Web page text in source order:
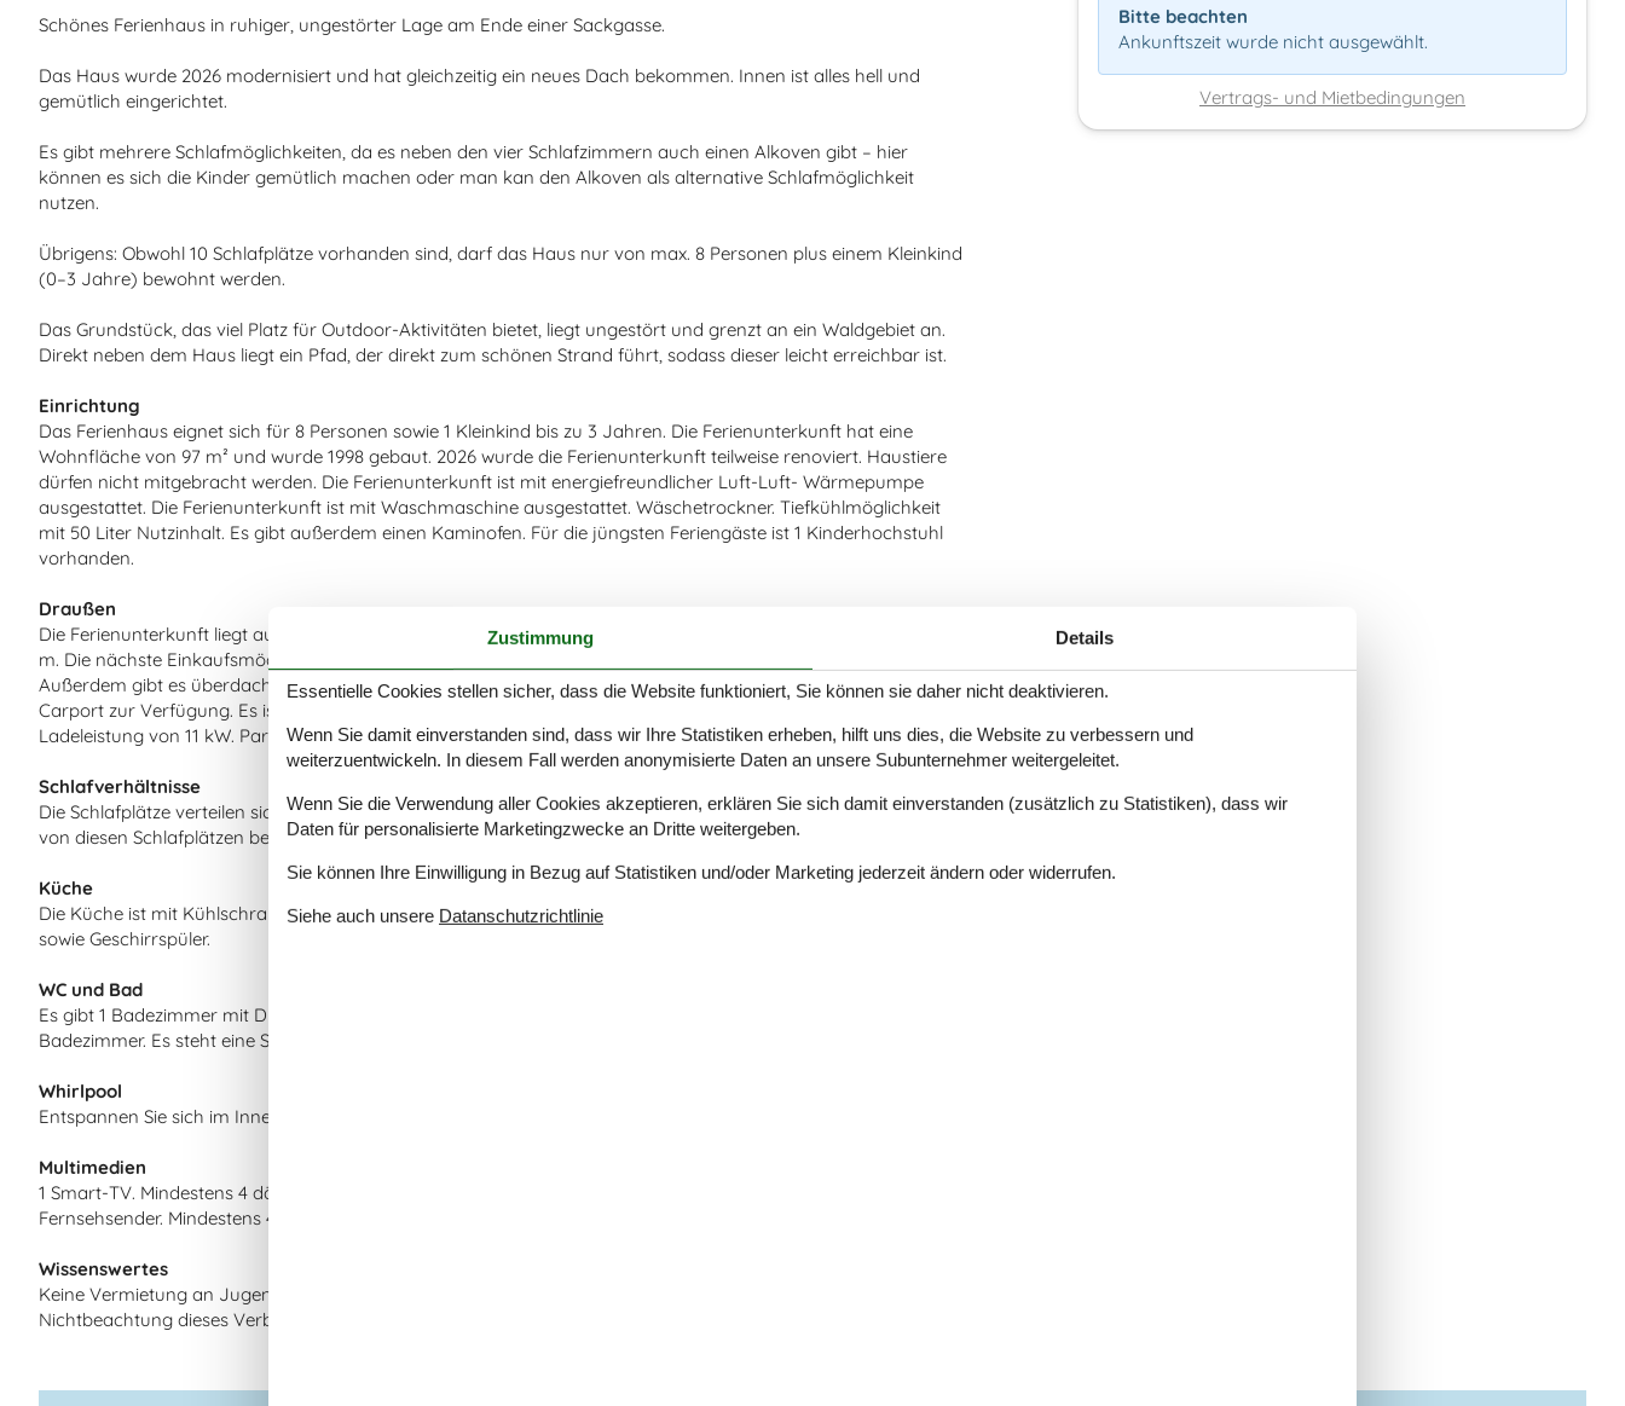
Schönes Ferienhaus in ruhiger, ungestörter Lage am Ende einer Sackgasse.
Das Haus wurde 2026 modernisiert und hat gleichzeitig ein neues Dach bekommen. Innen ist alles hell und
gemütlich eingerichtet.
Es gibt mehrere Schlafmöglichkeiten, da es neben den vier Schlafzimmern auch einen Alkoven gibt – hier
können es sich die Kinder gemütlich machen oder man kan den Alkoven als alternative Schlafmöglichkeit
nutzen.
Übrigens: Obwohl 10 Schlafplätze vorhanden sind, darf das Haus nur von max. 8 Personen plus einem Kleinkind
(0–3 Jahre) bewohnt werden.
Das Grundstück, das viel Platz für Outdoor-Aktivitäten bietet, liegt ungestört und grenzt an ein Waldgebiet an.
Direkt neben dem Haus liegt ein Pfad, der direkt zum schönen Strand führt, sodass dieser leicht erreichbar ist.
Einrichtung
Das Ferienhaus eignet sich für 8 Personen sowie 1 Kleinkind bis zu 3 Jahren. Die Ferienunterkunft hat eine
Wohnfläche von 97 m² und wurde 1998 gebaut. 2026 wurde die Ferienunterkunft teilweise renoviert. Haustiere
dürfen nicht mitgebracht werden. Die Ferienunterkunft ist mit energiefreundlicher Luft-Luft- Wärmepumpe
ausgestattet. Die Ferienunterkunft ist mit Waschmaschine ausgestattet. Wäschetrockner. Tiefkühlmöglichkeit
mit 50 Liter Nutzinhalt. Es gibt außerdem einen Kaminofen. Für die jüngsten Feriengäste ist 1 Kinderhochstuhl
vorhanden.
Draußen
Die Ferienunterkunft liegt auf einem 1200 m² großen Gartengrundstück. Die Entfernung zum Meer beträgt 400
m. Die nächste Einkaufsmöglichkeit liegt 5200 m entfernt. Es steht ein offenes Terrassenareal zur Verfügung.
Außerdem gibt es überdachte Terrasse. Schaukel.Lagerfeuerstelle. Es steht ein Grill zur Verfügung. Es steht ein
Carport zur Verfügung. Es ist ein Ladestecker für Elektroautos installiert. Ladestecker Typ 2. Mit einer
Ladeleistung von 11 kW. Parkplatz auf dem Grundstück.
Schlafverhältnisse
Die Schlafplätze verteilen sich auf 4 Schlafräume. 8 Schlafplätze in Doppelbetten.2 Schlafplätze im Alkoven. 2
von diesen Schlafplätzen befinden sich im Wohnzimmer. Ferner steht ein Kinderbett zur Verfügung.
Küche
Die Küche ist mit Kühlschrank ausgestattet. Außerdem gibt es 4 Keramik-Kochfelder, Umluftofen, Mikrowelle
sowie Geschirrspüler.
WC und Bad
Es gibt 1 Badezimmer mit Duschnische und 2 Toiletten, davon 1 Gästetoilette. Fußbodenheizung in 1
Badezimmer. Es steht eine Sauna zur Verfügung in der Sie sich so richtig entspannen können.
Whirlpool
Entspannen Sie sich im Innen-Durchlauf-Whirlpool für 2 Personen.
Multimedien
1 Smart-TV. Mindestens 4 dänische Fernsehsender. 1-3 schwedische Fernsehsender. 1-3 norwegische
Fernsehsender. Mindestens 4 deutsche Fernsehsender. Es steht kabellose Internetverbindung zur Verfügung.
Wissenswertes
Keine Vermietung an Jugendgruppen, in denen alle 15-25 Jahre sind. Rauchen ist nicht zugelassen. Bei
Nichtbeachtung dieses Verbots wird eine Gebühr von mindestens EUR 420,- erhoben.
Bitte beachten
Ankunftszeit wurde nicht ausgewählt.
Vertrags- und Mietbedingungen
Zustimmung Details
Essentielle Cookies stellen sicher, dass die Website funktioniert, Sie können sie daher nicht deaktivieren.
Wenn Sie damit einverstanden sind, dass wir Ihre Statistiken erheben, hilft uns dies, die Website zu verbessern und
weiterzuentwickeln. In diesem Fall werden anonymisierte Daten an unsere Subunternehmer weitergeleitet.
Wenn Sie die Verwendung aller Cookies akzeptieren, erklären Sie sich damit einverstanden (zusätzlich zu Statistiken), dass wir
Daten für personalisierte Marketingzwecke an Dritte weitergeben.
Sie können Ihre Einwilligung in Bezug auf Statistiken und/oder Marketing jederzeit ändern oder widerrufen.
Siehe auch unsere Datanschutzrichtlinie